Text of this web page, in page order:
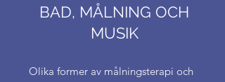
BAD, MÅLNING OCH
MUSIK
Olika former av målningsterapi och